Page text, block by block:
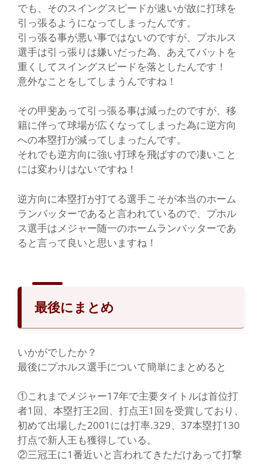
でも、そのスイングスピードが速いが故に打球を
引っ張るようになってしまったんです。
引っ張る事が悪い事ではないのですが、プホルス
選手は引っ張りは嫌いだった為、あえてバットを
重くしてスイングスピードを落としたんです！
意外なことをしてしまうんですね！
その甲斐あって引っ張る事は減ったのですが、移
籍に伴って球場が広くなってしまった為に逆方向
への本塁打が減ってしまったんです。
それでも逆方向に強い打球を飛ばすので凄いこと
には変わりはないですね！
逆方向に本塁打が打てる選手こそが本当のホーム
ランバッターであると言われているので、プホル
ス選手はメジャー随一のホームランバッターであ
ると言って良いと思いますね！
最後にまとめ
いかがでしたか？
最後にプホルス選手について簡単にまとめると
①これまでメジャー17年で主要タイトルは首位打
者1回、本塁打王2回、打点王1回を受賞しており、
初めて出場した2001には打率.329、37本塁打130
打点で新人王も獲得している。
②三冠王に1番近いと言われてきただけあって打撃